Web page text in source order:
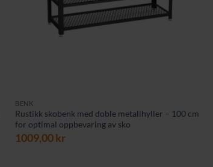
BENK
Rustikk skobenk med doble metallhyller – 100 cm
for optimal oppbevaring av sko
1009,00kr